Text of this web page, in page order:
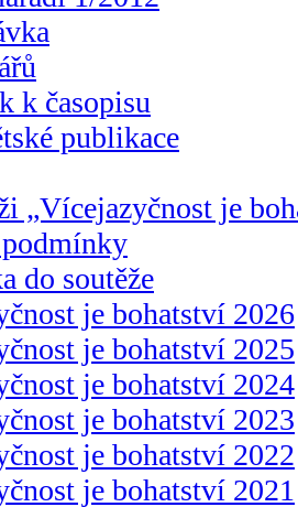
k časopisu
publikace
„Vícejazyčnost je
podmínky
do soutěže
je bohatství 2026
je bohatství 2025
je bohatství 2024
je bohatství 2023
je bohatství 2022
je bohatství 2021